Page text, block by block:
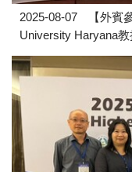
2025-08-07
【外賓
University Haryana